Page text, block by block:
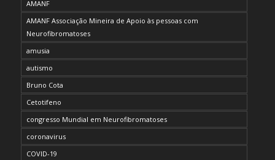
AMANF
AMANF Associação Mineira de Apoio às pessoas com
Neurofibromatoses
amusia
autismo
Bruno Cota
Cetotifeno
congresso Mundial em Neurofibromatoses
coronavirus
COVID-19